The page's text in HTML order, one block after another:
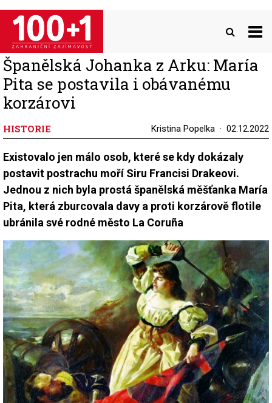
Přejít
hlavnímu
obsahu
Španělská Johanka z Arku: María
Pita se postavila i obávanému
korzárovi
HISTORIE Kristina Popelka 02.12.2022
Existovalo jen málo osob, které se kdy dokázaly
postavit postrachu moří Siru Francisi Drakeovi.
Jednou z nich byla prostá španělská měšťanka María
Pita, která zburcovala davy a proti korzárově flotile
ubránila své rodné město La Coruña